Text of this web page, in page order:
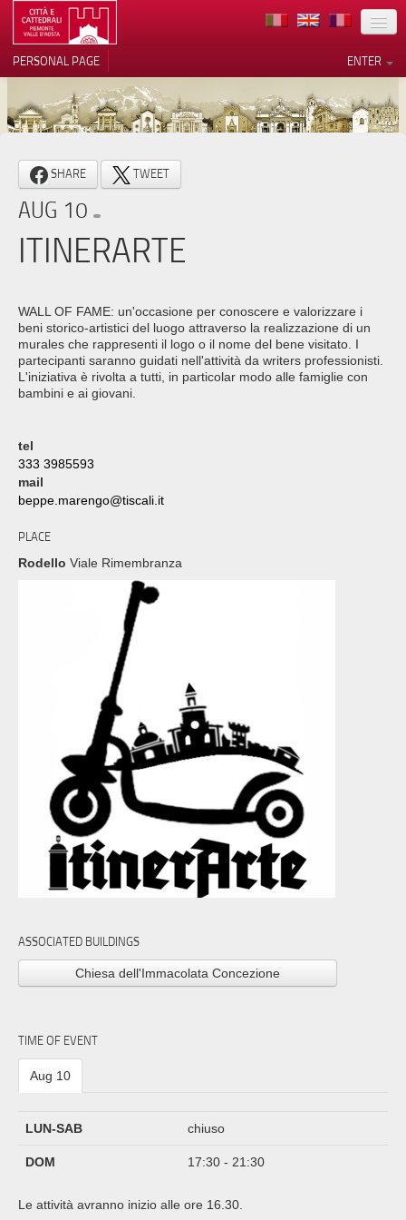
LOCATION
ARCHITECTURE
MUSEUMS
ITINERARIES
EVENTS
VOLUNTEERS
CONTACTS
PRESS
ENTER
PERSONAL PAGE
SHARE TWEET
AUG 10
ITINERARTE
WALL OF FAME: un'occasione per conoscere e valorizzare i
beni storico-artistici del luogo attraverso la realizzazione di un
murales che rappresenti il logo o il nome del bene visitato. I
partecipanti saranno guidati nell'attività da writers professionisti.
L'iniziativa è rivolta a tutti, in particolar modo alle famiglie con
bambini e ai giovani.
tel
333 3985593
mail
beppe.marengo@tiscali.it
PLACE
Rodello Viale Rimembranza
ASSOCIATED BUILDINGS
Chiesa dell'Immacolata Concezione
TIME OF EVENT
Aug 10
LUN-SAB chiuso
DOM 17:30 - 21:30
Le attività avranno inizio alle ore 16.30.
Notice at collection
Your Privacy Choices